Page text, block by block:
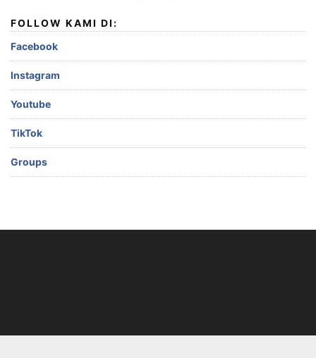
FOLLOW KAMI DI:
Facebook
Instagram
Youtube
TikTok
Groups